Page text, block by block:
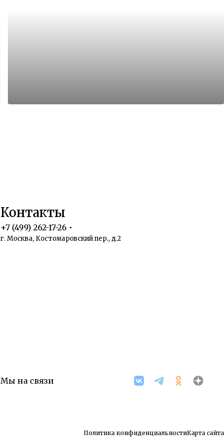
Контакты
+7 (499) 262-17-26
г. Москва, Костомаровский пер., д.2
Мы на связи
Политика конфиденциальностиКарта сайта